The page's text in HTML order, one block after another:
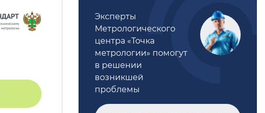
Эксперты
Метрологического
центра «Точка
метрологии» помогут
в решении
возникшей
проблемы